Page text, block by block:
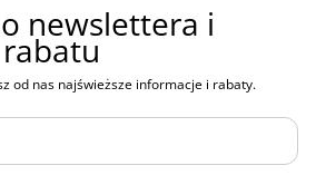
newslettera i
od nas najświeższe informacje i rabaty.